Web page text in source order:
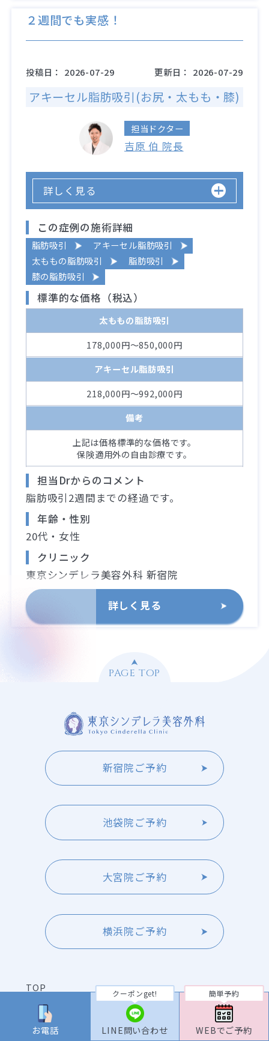
お電話
クーポンget!
LINE問い合わせ
簡単予約
WEBでご予約
２週間でも実感！
投稿日： 2026-07-29 更新日： 2026-07-29
アキーセル脂肪吸引(お尻・太もも・膝)
担当ドクター
吉原 伯 院長
詳しく見る
この症例の施術詳細
脂肪吸引
アキーセル脂肪吸引
太ももの脂肪吸引
脂肪吸引
膝の脂肪吸引
標準的な価格（税込）
太ももの脂肪吸引
178,000円～850,000円
アキーセル脂肪吸引
218,000円～992,000円
備考
上記は価格標準的な価格です。
保険適用外の自由診療です。
担当Drからのコメント
脂肪吸引2週間までの経過です。
年齢・性別
20代・女性
クリニック
東京シンデレラ美容外科 新宿院
詳しく見る
PAGE TOP
新宿院ご予約
池袋院ご予約
大宮院ご予約
横浜院ご予約
TOP
料金